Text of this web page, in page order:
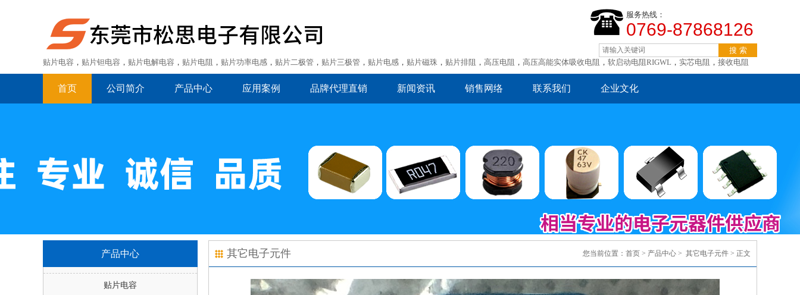
服务热线：
0769-87868126
贴片电容 ， 贴片钽电容 ， 贴片电解电容 ， 贴片电阻 ， 贴片功率电感 ， 贴片二极管 ， 贴片三极管 ， 贴片电感 ， 贴片磁珠 ， 贴片排阻 ， 高压电阻 ， 高压高能实体吸收电阻 ， 软启动电阻RIGWL ， 实芯电阻 ， 接收电阻
首页 公司简介 产品中心 应用案例 品牌代理直销 新闻资讯 销售网络 联系我们 企业文化
产品中心
贴片电容
您当前位置： 首页 > 产品中心 > 其它电子元件 > 正文
其它电子元件